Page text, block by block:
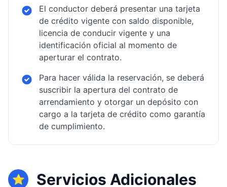
El conductor deberá presentar una tarjeta
de crédito vigente con saldo disponible,
licencia de conducir vigente y una
identificación oficial al momento de
aperturar el contrato.
Para hacer válida la reservación, se deberá
suscribir la apertura del contrato de
arrendamiento y otorgar un depósito con
cargo a la tarjeta de crédito como garantía
de cumplimiento.
⭐ Servicios Adicionales